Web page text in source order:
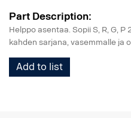
Part Description:
Helppo asentaa. Sopii S, R, G,
kahden sarjana, vasemmalle ja
Add to list